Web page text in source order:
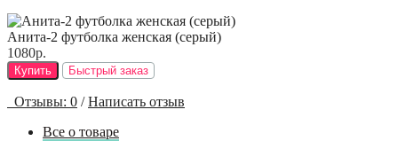
Анита-2 футболка женская (серый)
1080р.
Купить Быстрый заказ
Отзывы: 0 / Написать отзыв
Все о товаре